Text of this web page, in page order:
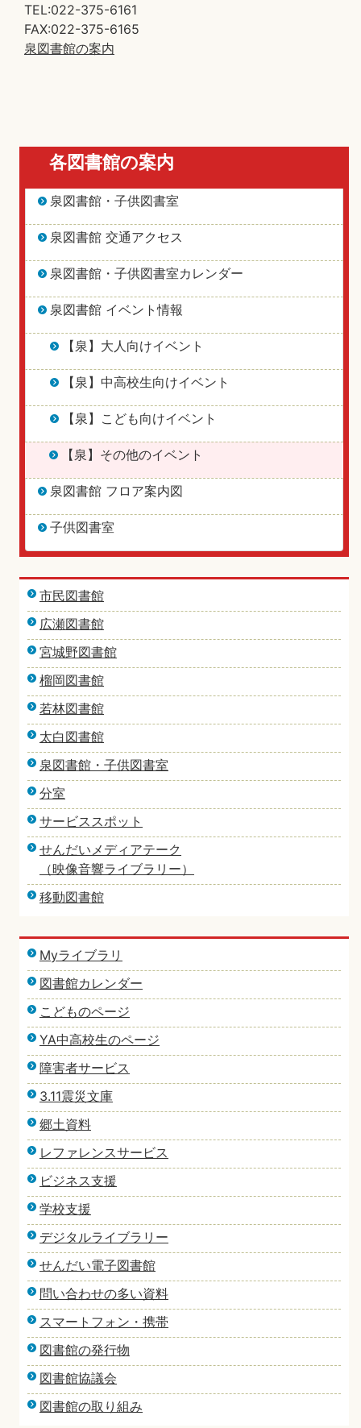
TEL:022-375-6161
FAX:022-375-6165
泉図書館の案内
各図書館の案内
泉図書館・子供図書室
泉図書館 交通アクセス
泉図書館・子供図書室カレンダー
泉図書館 イベント情報
【泉】大人向けイベント
【泉】中高校生向けイベント
【泉】こども向けイベント
【泉】その他のイベント
泉図書館 フロア案内図
子供図書室
市民図書館
広瀬図書館
宮城野図書館
榴岡図書館
若林図書館
太白図書館
泉図書館・子供図書室
分室
サービススポット
せんだいメディアテーク
（映像音響ライブラリー）
移動図書館
Myライブラリ
図書館カレンダー
こどものページ
YA中高校生のページ
障害者サービス
3.11震災文庫
郷土資料
レファレンスサービス
ビジネス支援
学校支援
デジタルライブラリー
せんだい電子図書館
問い合わせの多い資料
スマートフォン・携帯
図書館の発行物
図書館協議会
図書館の取り組み